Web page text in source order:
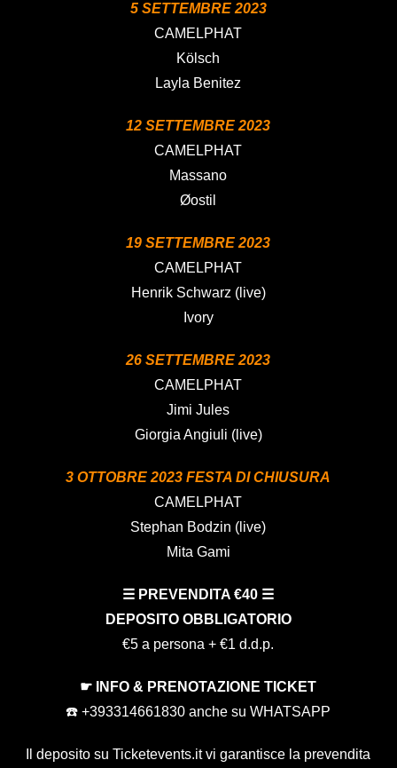
5 SETTEMBRE 2023
CAMELPHAT
Kölsch
Layla Benitez
12 SETTEMBRE 2023
CAMELPHAT
Massano
Øostil
19 SETTEMBRE 2023
CAMELPHAT
Henrik Schwarz (live)
Ivory
26 SETTEMBRE 2023
CAMELPHAT
Jimi Jules
Giorgia Angiuli (live)
3 OTTOBRE 2023 FESTA DI CHIUSURA
CAMELPHAT
Stephan Bodzin (live)
Mita Gami
☰ PREVENDITA €40 ☰
DEPOSITO OBBLIGATORIO
€5 a persona + €1 d.d.p.
☛ INFO & PRENOTAZIONE TICKET
☎️ +393314661830 anche su WHATSAPP
Il deposito su Ticketevents.itvi garantisce la prevendita